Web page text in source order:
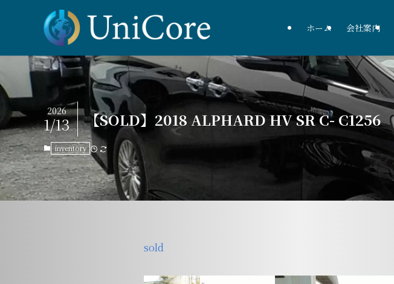
ホーム 会社案内
【SOLD】2018 ALPHARD HV SR C- C1256
2026
1/13
inventory
sold